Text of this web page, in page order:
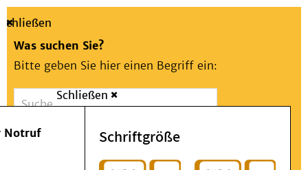
Suche
Schließen
Was suchen Sie?
Bitte geben Sie hier einen Begriff ein:
Suchen
Notfall
Schließen
Notruf Schriftgröße
Menü